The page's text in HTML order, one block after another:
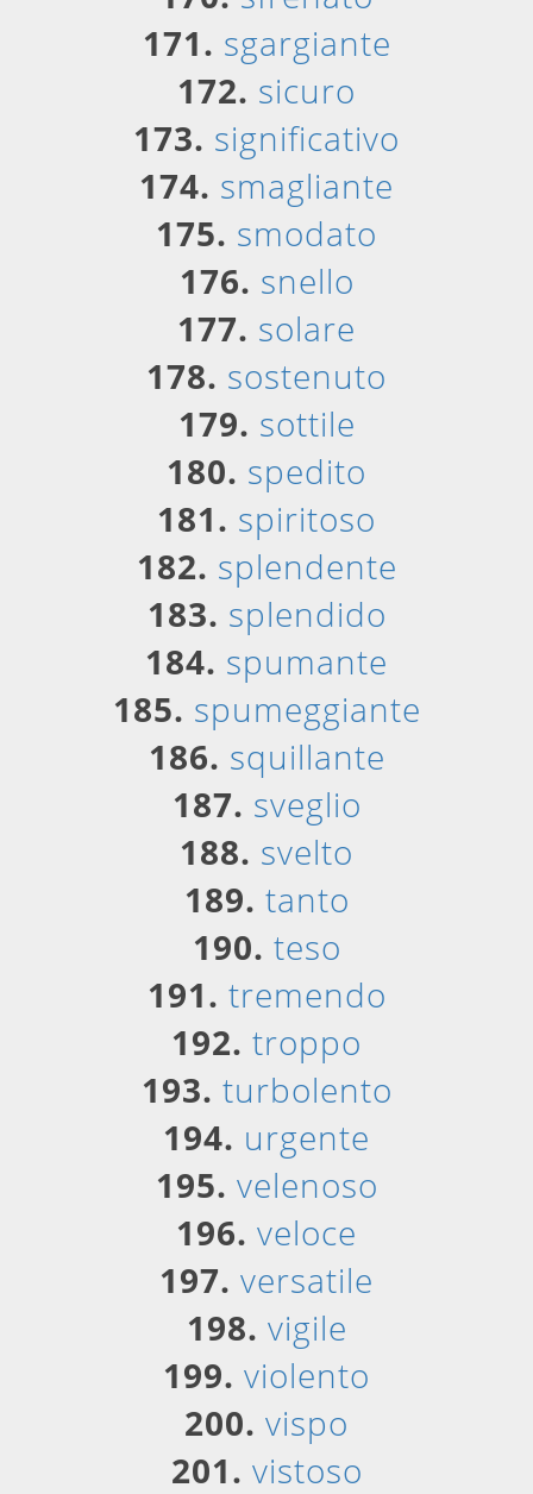
171. sgargiante
172. sicuro
173. significativo
174. smagliante
175. smodato
176. snello
177. solare
178. sostenuto
179. sottile
180. spedito
181. spiritoso
182. splendente
183. splendido
184. spumante
185. spumeggiante
186. squillante
187. sveglio
188. svelto
189. tanto
190. teso
191. tremendo
192. troppo
193. turbolento
194. urgente
195. velenoso
196. veloce
197. versatile
198. vigile
199. violento
200. vispo
201. vistoso